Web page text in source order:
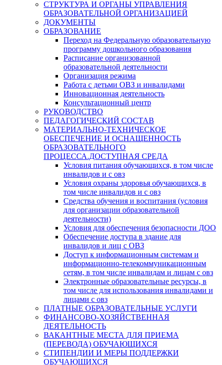
СТРУКТУРА И ОРГАНЫ УПРАВЛЕНИЯ
ОБРАЗОВАТЕЛЬНОЙ ОРГАНИЗАЦИЕЙ
ДОКУМЕНТЫ
ОБРАЗОВАНИЕ
Переход на Федеральную образовательную
программу дошкольного образования
Расписание организованной
образовательной деятельности
Организация режима
Работа с детьми ОВЗ и инвалидами
Инновационная деятельность
Консультационный центр
РУКОВОДСТВО
ПЕДАГОГИЧЕСКИЙ СОСТАВ
МАТЕРИАЛЬНО-ТЕХНИЧЕСКОЕ
ОБЕСПЕЧЕНИЕ И ОСНАЩЕННОСТЬ
ОБРАЗОВАТЕЛЬНОГО
ПРОЦЕССА.ДОСТУПНАЯ СРЕДА
Условия питания обучающихся, в том числе
инвалидов и с овз
Условия охраны здоровья обучающихся, в
том числе инвалидов и с овз
Средства обучения и воспитания (условия
для организации образовательной
деятельности)
Условия для обеспечения безопасности ДОО
Обеспечение доступа в здание для
инвалидов и лиц с ОВЗ
Доступ к информационным системам и
информационно-телекоммуникационным
сетям, в том числе инвалидам и лицам с овз
Электронные образовательные ресурсы, в
том числе для использования инвалидами и
лицами с овз
ПЛАТНЫЕ ОБРАЗОВАТЕЛЬНЫЕ УСЛУГИ
ФИНАНСОВО-ХОЗЯЙСТВЕННАЯ
ДЕЯТЕЛЬНОСТЬ
ВАКАНТНЫЕ МЕСТА ДЛЯ ПРИЕМА
(ПЕРЕВОДА) ОБУЧАЮЩИХСЯ
СТИПЕНДИИ И МЕРЫ ПОДДЕРЖКИ
ОБУЧАЮЩИХСЯ